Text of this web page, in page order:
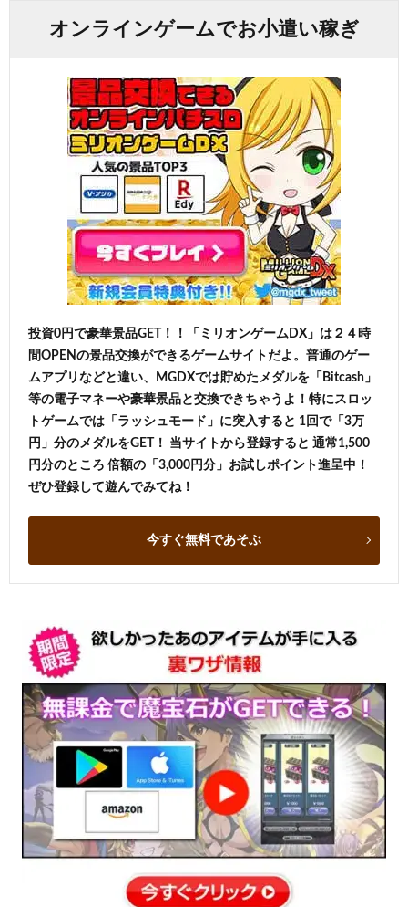
オンラインゲームでお小遣い稼ぎ
投資0円で豪華景品GET！！「ミリオンゲームDX」は２４時
間OPENの景品交換ができるゲームサイトだよ。普通のゲー
ムアプリなどと違い、MGDXでは貯めたメダルを「Bitcash」
等の電子マネーや豪華景品と交換できちゃうよ！特にスロッ
トゲームでは「ラッシュモード」に突入すると 1回で「3万
円」分のメダルをGET！ 当サイトから登録すると 通常1,500
円分のところ 倍額の「3,000円分」お試しポイント進呈中！
ぜひ登録して遊んでみてね！
今すぐ無料であそぶ